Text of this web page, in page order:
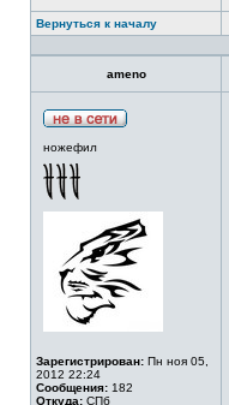
Вернуться к началу
ameno
ножефил
Зарегистрирован: Пн ноя 05,
2012 22:24
Сообщения: 182
Откуда: СПб